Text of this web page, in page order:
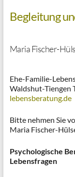
Begleitung
Maria Fischer-
Ehe-Familie-
Waldshut-Tiengen
lebensberatung.de
Bitte nehmen Sie
Maria Fischer-
Psychologische
Lebensfragen